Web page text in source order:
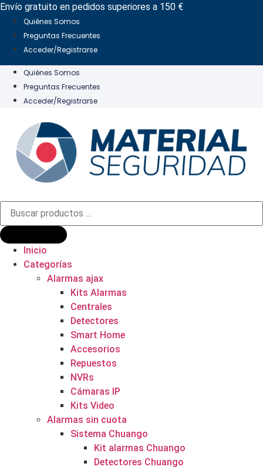
Ir
contenido
Envío gratuito en pedidos superiores a 150 €
Quiénes Somos
Preguntas Frecuentes
Acceder/Registrarse
Quiénes Somos
Preguntas Frecuentes
Acceder/Registrarse
Búsqueda
productos
Inicio
Categorías
Alarmas ajax
Kits Alarmas
Centrales
Detectores
Smart Home
Accesorios
Repuestos
NVRs
Cámaras IP
Kits Video
Alarmas sin cuota
Sistema Chuango
Kit alarmas Chuango
Detectores Chuango